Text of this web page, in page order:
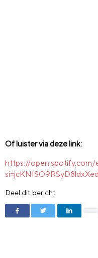
Of luister via deze link:
https://
Deel dit bericht